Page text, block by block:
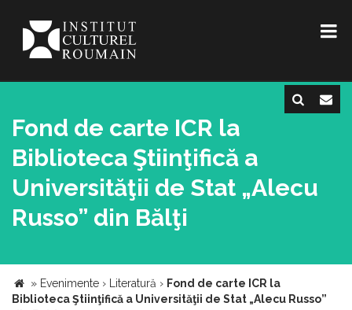
Fond de carte ICR la
Biblioteca Ştiinţifică a
Universităţii de Stat „Alecu
Russo” din Bălţi
» Evenimente › Literatură › Fond de carte ICR la
Biblioteca Ştiinţifică a Universităţii de Stat „Alecu Russo”